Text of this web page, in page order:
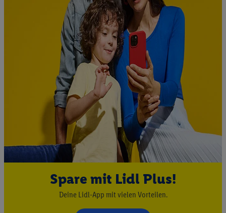
Spare mit Lidl Plus!
Deine Lidl-App mit vielen Vorteilen.